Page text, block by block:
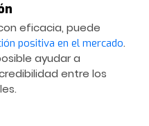
eficacia, puede
positiva en el mercado.
ayudar a
entre los